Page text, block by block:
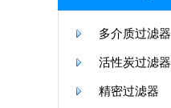
多介质过滤器
活性炭过滤器
精密过滤器